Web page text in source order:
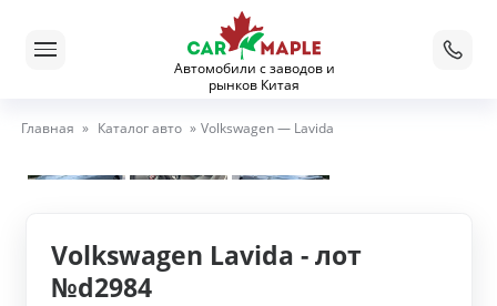
Автомобили с заводов и
рынков Китая
Главная » Каталог авто » Volkswagen — Lavida
Volkswagen Lavida - лот
№d2984